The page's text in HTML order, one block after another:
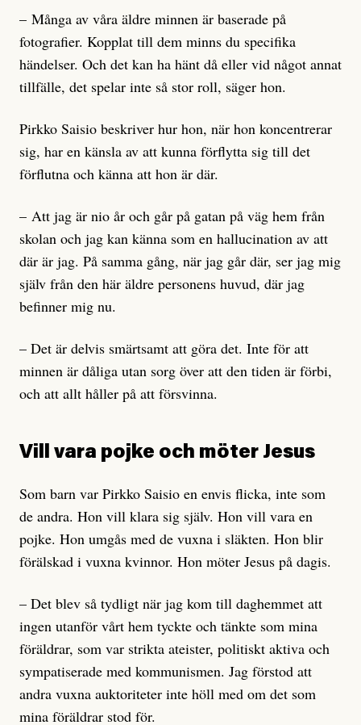
– Många av våra äldre minnen är baserade på
fotografier. Kopplat till dem minns du specifika
händelser. Och det kan ha hänt då eller vid något annat
tillfälle, det spelar inte så stor roll, säger hon.
Pirkko Saisio beskriver hur hon, när hon koncentrerar
sig, har en känsla av att kunna förflytta sig till det
förflutna och känna att hon är där.
– Att jag är nio år och går på gatan på väg hem från
skolan och jag kan känna som en hallucination av att
där är jag. På samma gång, när jag går där, ser jag mig
själv från den här äldre personens huvud, där jag
befinner mig nu.
– Det är delvis smärtsamt att göra det. Inte för att
minnen är dåliga utan sorg över att den tiden är förbi,
och att allt håller på att försvinna.
Vill vara pojke och möter Jesus
Som barn var Pirkko Saisio en envis flicka, inte som
de andra. Hon vill klara sig själv. Hon vill vara en
pojke. Hon umgås med de vuxna i släkten. Hon blir
förälskad i vuxna kvinnor. Hon möter Jesus på dagis.
– Det blev så tydligt när jag kom till daghemmet att
ingen utanför vårt hem tyckte och tänkte som mina
föräldrar, som var strikta ateister, politiskt aktiva och
sympatiserade med kommunismen. Jag förstod att
andra vuxna auktoriteter inte höll med om det som
mina föräldrar stod för.